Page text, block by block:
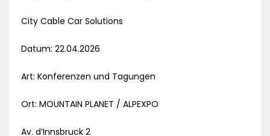
City Cable Car Solutions
Datum: 22.04.2026
Art: Konferenzen und Tagungen
Ort: MOUNTAIN PLANET / ALPEXPO
Av. d’Innsbruck 2